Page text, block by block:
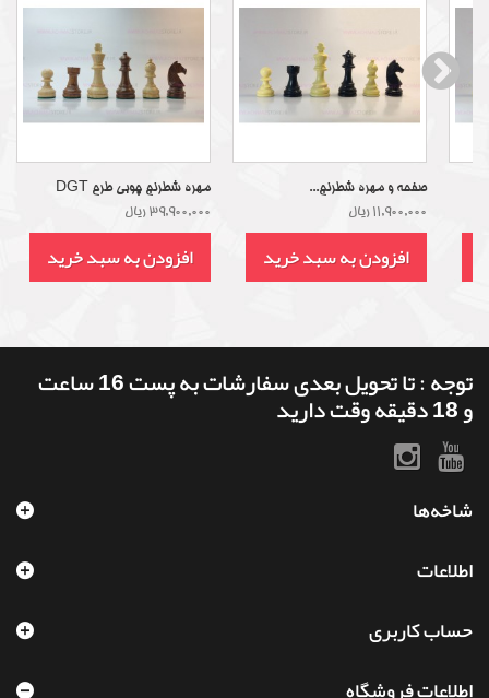
مهره شطرنج چوبی طرح DGT
39,900,000 ریال
افزودن به سبد خرید
صفحه و مهره شطرنج...
11,900,000 ریال
افزودن به سبد خرید
توجه : تا تحویل بعدی سفارشات به پست 16 ساعت
و 18 دقیقه وقت دارید
شاخه‌ها
اطلاعات
حساب کاربری